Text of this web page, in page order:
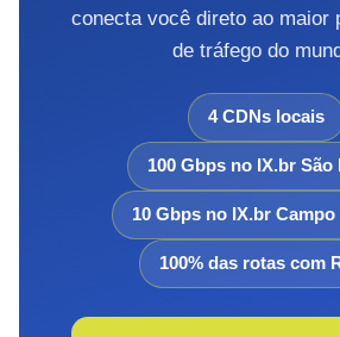
conecta você direto ao maior
de tráfego do
4 CDNs locais
100 Gbps no IX.br São
10 Gbps no IX.br Campo
100% das rotas com